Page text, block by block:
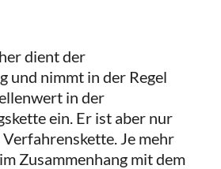
dient der
und nimmt in der Regel
in der
ein. Er ist aber nur
Je mehr
Zusammenhang mit dem